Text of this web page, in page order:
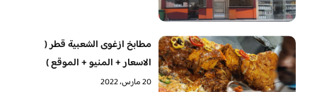
مطابخ ازغوى الشعبية قطر (
الاسعار + المنيو + الموقع )
20 مارس، 2022